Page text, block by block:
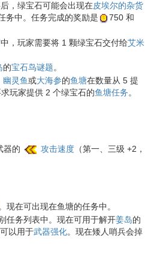
，绿宝石可能会出现在皮埃尔的杂货
务中。任务完成的奖励是 750 和
中，玩家需要将 1 颗绿宝石交付给艾米
的宝石鸟谜题。
幽灵鱼或大海参的鱼塘在数量从 5 提
玩家提供 2 个绿宝石的鱼塘任务。
器的
攻击速度 （第一、三级 +2，
现在可出现在鱼塘的任务中。
任务列表中。现在可用于解开姜岛的
以用于武器强化。现在矮人哨兵会掉